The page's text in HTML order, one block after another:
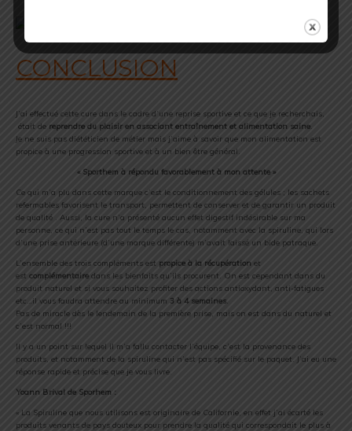
CONCLUSION
J’ai effectué cette cure dans le cadre d’une reprise sportive et ce que je recherchais,
était de reprendre du plaisir en associant entraînement et alimentation saine.
Je ne suis pas diététicien de métier mais j’aime à savoir que mon alimentation est
propice à une progression sportive et à un bien être général.
« Sporthem à répondu favorablement à mon attente »
Ce qui m’a plu dans cette marque c’est le conditionnement des gélules ; les sachets
refermables favorisent le transport, permettent de conserver et de garantir un produit
de qualité . Aussi, la cure n’a présenté aucun effet digestif indésirable sur ma
personne, ce qui n’est pas tout le temps le cas, notamment avec la spiruline, qui lors
d’une prise antérieure (d’une marque différente) m’avait laissé un bide patraque.
L’ensemble des trois compléments est propice à la récupération et
est complémentaire dans les bienfaits qu’ils procurent. On est cependant dans du
produit naturel et si vous souhaitez profiter des actions antioxydant, anti-fatigues
etc…il vous faudra attendre au minimum 3 à 4 semaines.
Pas de miracle dès le lendemain de la première prise, mais on est dans du naturel et
c’est normal !!!
Il y a un point sur lequel il m’a fallu contacter l’équipe, c’est la provenance des
produits, et notamment de la spiruline qui n’est pas spécifié sur le paquet. J’ai eu une
réponse rapide et précise que je vous livre.
Yoann Brival de Sporhem :
« La Spiruline que nous utilisons est originaire de Californie, en effet j’ai écarté les
produits venants de pays douteux pour prendre la qualité qui correspondait le plus à